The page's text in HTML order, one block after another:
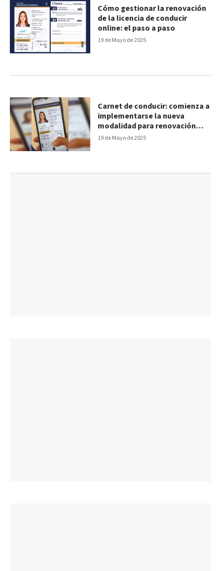
19 de Mayo de 2025
Cómo gestionar la renovación
de la licencia de conducir
online: el paso a paso
19 de Mayo de 2025
Carnet de conducir: comienza a
implementarse la nueva
modalidad para renovación
online